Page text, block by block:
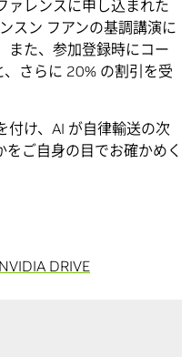
ァレンスに申し込まれた
スン フアンの基調講演に
また、参加登録時にコー
、さらに 20% の割引を受
け、AI が自律輸送の次
ご自身の目でお確かめく
NVIDIA DRIVE